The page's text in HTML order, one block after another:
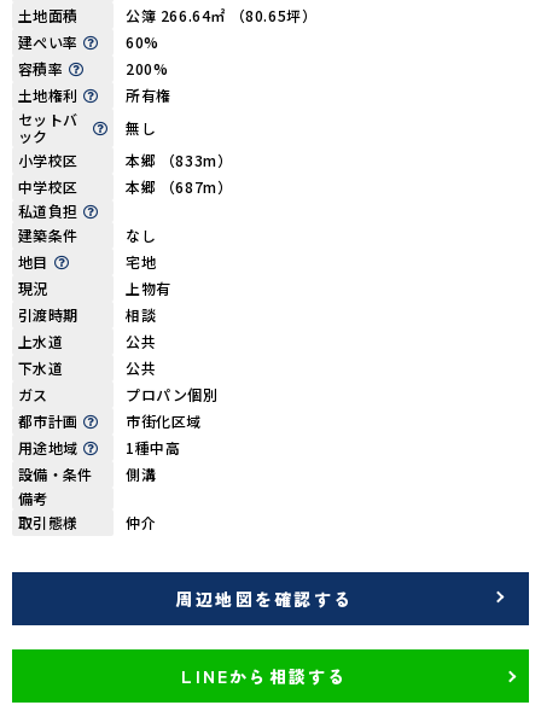
土地面積
公簿 266.64㎡ （80.65坪）
建ぺい率
60%
容積率
200%
土地権利
所有権
セットバ
ック
無し
小学校区
本郷 （833m）
中学校区
本郷 （687m）
私道負担
建築条件
なし
地目
宅地
現況
上物有
引渡時期
相談
上水道
公共
下水道
公共
ガス
プロパン個別
都市計画
市街化区域
用途地域
1種中高
設備・条件
側溝
備考
取引態様
仲介
周辺地図を確認する
LINEから相談する